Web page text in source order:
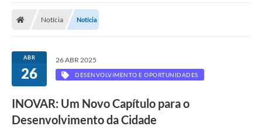
Notícia Notícia
ABR
26
26 ABR 2025
DESENVOLVIMENTO E OPORTUNIDADES
INOVAR: Um Novo Capítulo para o
Desenvolvimento da Cidade